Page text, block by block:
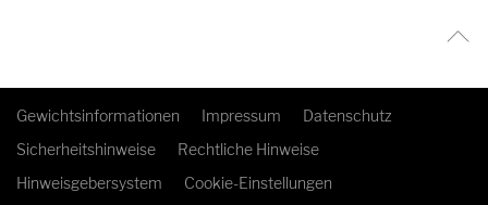
Gewichtsinformationen Impressum
Datenschutz
Sicherheitshinweise
Rechtliche Hinweise
Hinweisgebersystem
Cookie-Einstellungen